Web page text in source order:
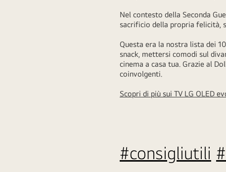
Nel contesto della Seconda
sacrificio della propria felicità,
Questa era la nostra lista dei
snack, mettersi comodi sul
cinema a casa tua. Grazie al
coinvolgenti.
Scopri di più sui TV LG OLED
#consigliutili #